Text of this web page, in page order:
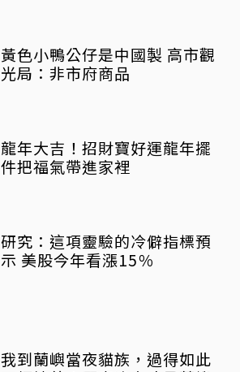
黃色小鴨公仔是中國製 高市觀
光局：非市府商品
龍年大吉！招財寶好運龍年擺
件把福氣帶進家裡
研究：這項靈驗的冷僻指標預
示 美股今年看漲15％
我到蘭嶼當夜貓族，過得如此